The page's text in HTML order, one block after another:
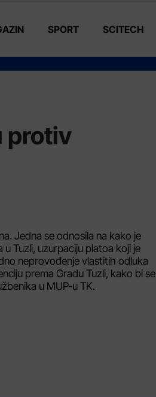
SPORT SCITECH
protiv
Jedna se odnosila na kako je
Tuzli, uzurpaciju platoa koji je
neprovođenje vlastitih odluka
prema Gradu Tuzli, kako bi se
u MUP-u TK.